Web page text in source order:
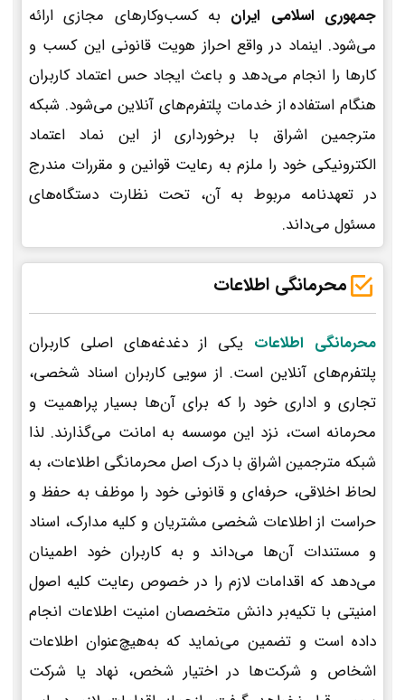
جمهوری اسلامی ایران به کسب‌وکارهای مجازی ارائه
می‌شود. اینماد در واقع احراز هویت قانونی این کسب و
کارها را انجام می‌دهد و باعث ایجاد حس اعتماد کاربران
هنگام استفاده از خدمات پلتفرم‌های آنلاین می‌شود. شبکه
مترجمین اشراق با برخورداری از این نماد اعتماد
الکترونیکی خود را ملزم به رعایت قوانین و مقررات مندرج
در تعهدنامه مربوط به آن، تحت نظارت دستگاه‌های
مسئول می‌داند.
محرمانگی اطلاعات
محرمانگی اطلاعات یکی از دغدغه‌های اصلی کاربران
پلتفرم‌های آنلاین است. از سویی کاربران اسناد شخصی،
تجاری و اداری خود را که برای آن‌ها بسیار پراهمیت و
محرمانه است، نزد این موسسه به امانت می‌گذارند. لذا
شبکه مترجمین اشراق با درک اصل محرمانگی اطلاعات، به
لحاظ اخلاقی، حرفه‌ای و قانونی خود را موظف به حفظ و
حراست از اطلاعات شخصی مشتریان و کلیه مدارک، اسناد
و مستندات آن‌ها می‌داند و به کاربران خود اطمینان
می‌دهد که اقدامات لازم را در خصوص رعایت کلیه اصول
امنیتی با تکیه‌بر دانش متخصصان امنیت اطلاعات انجام
داده است و تضمین می‌نماید که به‌هیچ‌عنوان اطلاعات
اشخاص و شرکت‌ها در اختیار شخص، نهاد یا شرکت